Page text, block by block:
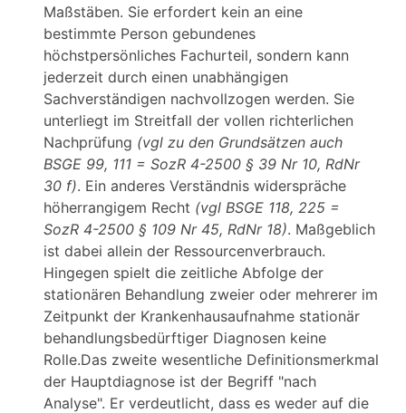
Maßstäben. Sie erfordert kein an eine
bestimmte Person gebundenes
höchstpersönliches Fachurteil, sondern kann
jederzeit durch einen unabhängigen
Sachverständigen nachvollzogen werden. Sie
unterliegt im Streitfall der vollen richterlichen
Nachprüfung (vgl zu den Grundsätzen auch
BSGE 99, 111 = SozR 4-2500 § 39 Nr 10, RdNr
30 f). Ein anderes Verständnis widerspräche
höherrangigem Recht (vgl BSGE 118, 225 =
SozR 4-2500 § 109 Nr 45, RdNr 18). Maßgeblich
ist dabei allein der Ressourcenverbrauch.
Hingegen spielt die zeitliche Abfolge der
stationären Behandlung zweier oder mehrerer im
Zeitpunkt der Krankenhausaufnahme stationär
behandlungsbedürftiger Diagnosen keine
Rolle.Das zweite wesentliche Definitionsmerkmal
der Hauptdiagnose ist der Begriff "nach
Analyse". Er verdeutlicht, dass es weder auf die